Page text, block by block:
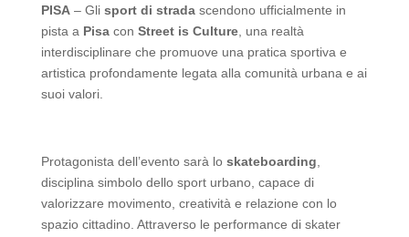
PISA– Gli sport di stradascendono ufficialmente in
pista a Pisacon Street is Culture, una realtà
interdisciplinare che promuove una pratica sportiva e
artistica profondamente legata alla comunità urbana e ai
suoi valori.
Protagonista dell’evento sarà lo skateboarding,
disciplina simbolo dello sport urbano, capace di
valorizzare movimento, creatività e relazione con lo
spazio cittadino. Attraverso le performance di skater